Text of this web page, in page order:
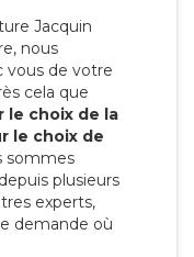
Jacquin
nous
vous de votre
cela que
le choix de la
le choix de
sommes
plusieurs
experts,
demande où